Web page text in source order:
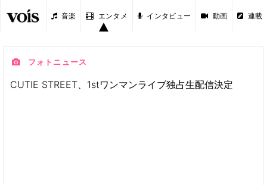
音楽 エンタメ インタビュー 動画 連載
フォトニュース
CUTIE STREET、1stワンマンライブ独占生配信決定